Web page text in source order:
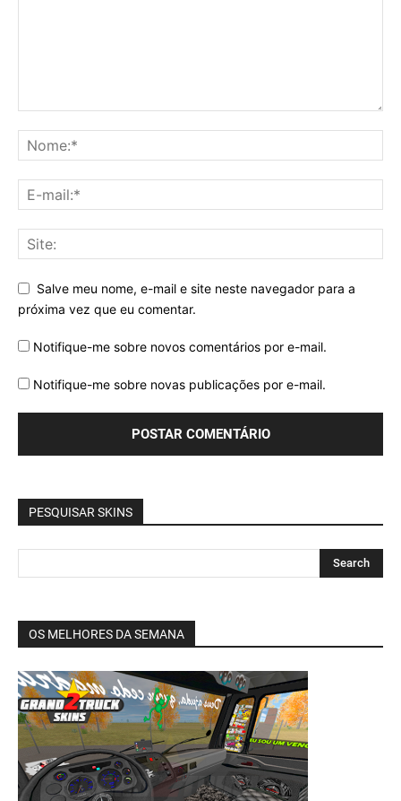
Salve meu nome, e-mail e site neste navegador para a
próxima vez que eu comentar.
Notifique-me sobre novos comentários por e-mail.
Notifique-me sobre novas publicações por e-mail.
PESQUISAR SKINS
OS MELHORES DA SEMANA